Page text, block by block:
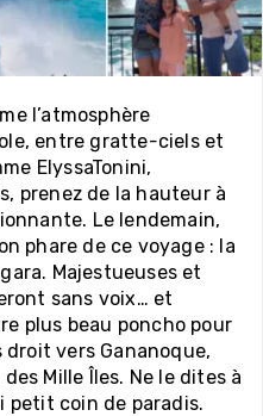
l’atmosphère
entre gratte-ciels et
ElyssaTonini,
prenez de la hauteur à
Le lendemain,
phare de ce voyage : la
Majestueuses et
sans voix… et
plus beau poncho pour
droit vers Gananoque,
Mille Îles. Ne le dites à
petit coin de paradis.